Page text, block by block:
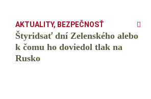
AKTUALITY, BEZPEČNOSŤ
Štyridsať dní Zelenského alebo
k čomu ho doviedol tlak na
Rusko